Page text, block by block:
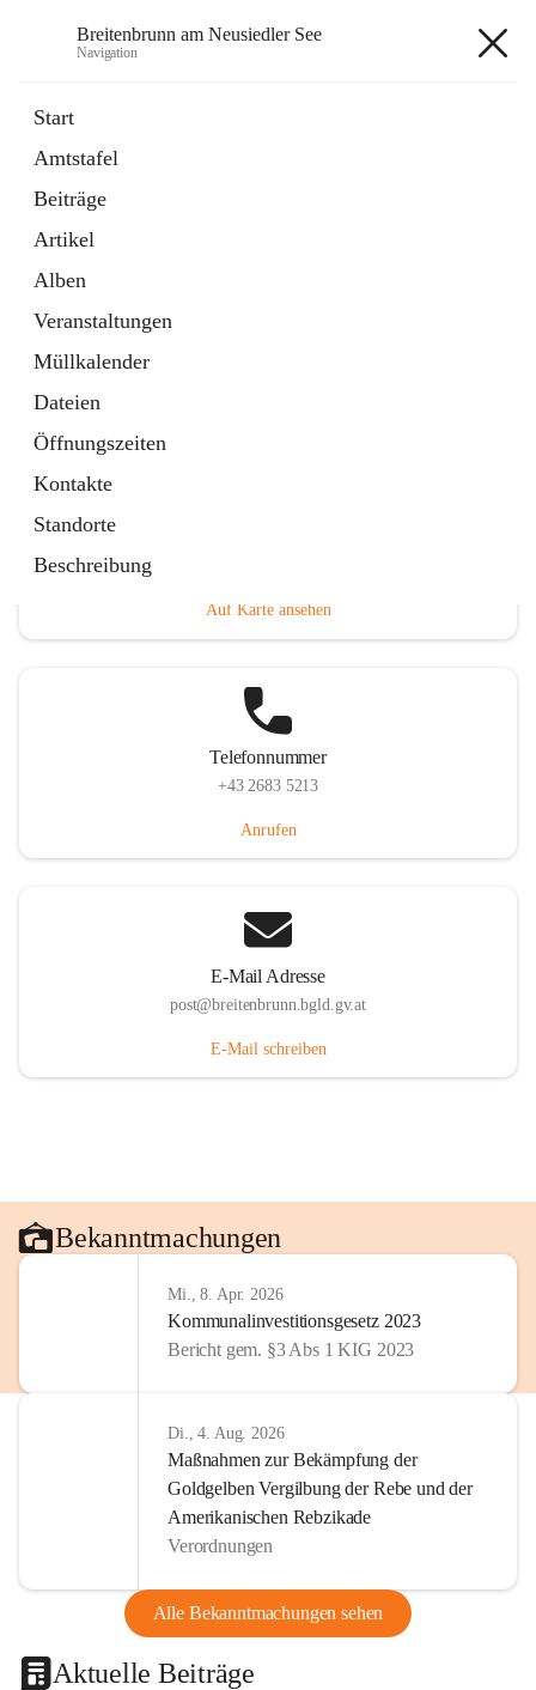
Breitenbrunn am Neusiedler See
Navigation
Start
Amtstafel
Beiträge
Artikel
Alben
Veranstaltungen
Müllkalender
Dateien
Öffnungszeiten
Kontakte
Standorte
Beschreibung
18 Schnellzugriffe
Gemeindeservice
Auf Karte ansehen
Telefonnummer
+43 2683 5213
Anrufen
E-Mail Adresse
post@breitenbrunn.bgld.gv.at
E-Mail schreiben
Bekanntmachungen
Mi., 8. Apr. 2026
Kommunalinvestitionsgesetz 2023
Bericht gem. §3 Abs 1 KIG 2023
Di., 4. Aug. 2026
Maßnahmen zur Bekämpfung der
Goldgelben Vergilbung der Rebe und der
Amerikanischen Rebzikade
Verordnungen
Alle Bekanntmachungen sehen
Aktuelle Beiträge